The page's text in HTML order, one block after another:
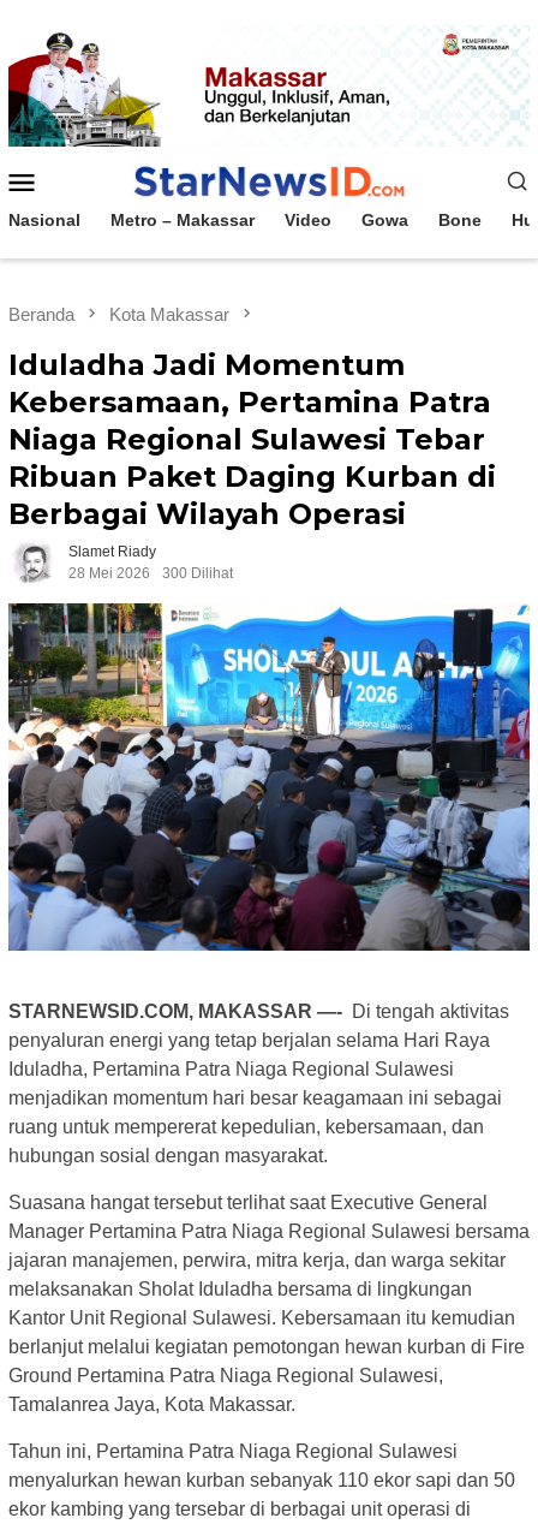
konten
Mobile
Nasional Metro – Makassar Video Gowa Bone
Beranda Kota Makassar
Iduladha Jadi Momentum
Kebersamaan, Pertamina Patra
Niaga Regional Sulawesi Tebar
Ribuan Paket Daging Kurban di
Berbagai Wilayah Operasi
Slamet Riady
28 Mei 2026
300 Dilihat
STARNEWSID.COM, MAKASSAR —- Di tengah aktivitas
penyaluran energi yang tetap berjalan selama Hari Raya
Iduladha, Pertamina Patra Niaga Regional Sulawesi
menjadikan momentum hari besar keagamaan ini sebagai
ruang untuk mempererat kepedulian, kebersamaan, dan
hubungan sosial dengan masyarakat.
Suasana hangat tersebut terlihat saat Executive General
Manager Pertamina Patra Niaga Regional Sulawesi bersama
jajaran manajemen, perwira, mitra kerja, dan warga sekitar
melaksanakan Sholat Iduladha bersama di lingkungan
Kantor Unit Regional Sulawesi. Kebersamaan itu kemudian
berlanjut melalui kegiatan pemotongan hewan kurban di Fire
Ground Pertamina Patra Niaga Regional Sulawesi,
Tamalanrea Jaya, Kota Makassar.
Tahun ini, Pertamina Patra Niaga Regional Sulawesi
menyalurkan hewan kurban sebanyak 110 ekor sapi dan 50
ekor kambing yang tersebar di berbagai unit operasi di